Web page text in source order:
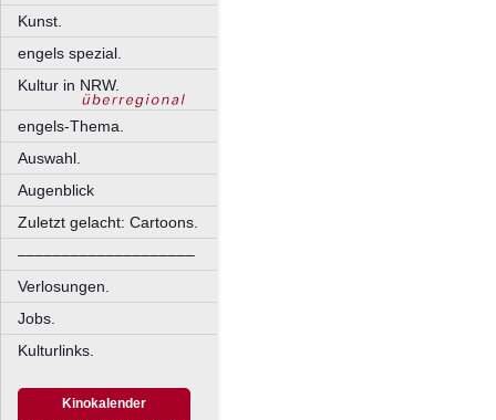
Kunst.
engels spezial.
Kultur in NRW.
engels-Thema.
Auswahl.
Augenblick
Zuletzt gelacht: Cartoons.
––––––––––––––––––––
Verlosungen.
Jobs.
Kulturlinks.
Kinokalender